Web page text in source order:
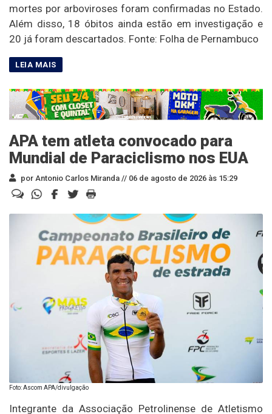
mortes por arboviroses foram confirmadas no Estado.
Além disso, 18 óbitos ainda estão em investigação e
20 já foram descartados. Fonte: Folha de Pernambuco
APA tem atleta convocado para
Mundial de Paraciclismo nos EUA
por Antonio Carlos Miranda // 06 de agosto de 2026 às 15:29
Foto: Ascom APA/divulgação
Integrante da Associação Petrolinense de Atletismo